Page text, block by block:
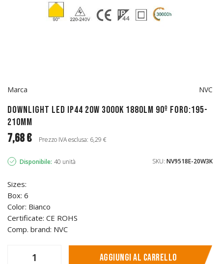
Marca NVC
Downlight LED IP44 20W 3000K 1880LM 90º FORO:195-
210mm
7,68 € Prezzo IVA esclusa: 6,29 €
Disponibile: 40 unità SKU: NV9518E-20W3K
Sizes:
Box: 6
Color: Bianco
Certificate: CE ROHS
Comp. brand: NVC
Aggiungi al carrello